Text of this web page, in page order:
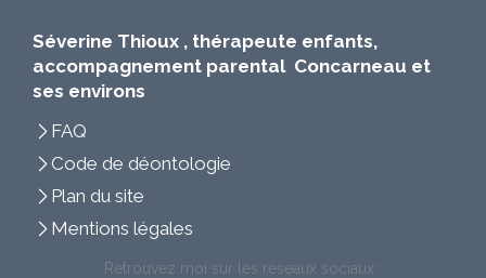
Séverine Thioux , thérapeute enfants,
accompagnement parental Concarneau et
ses environs
FAQ
Code de déontologie
Plan du site
Mentions légales
Retrouvez moi sur les réseaux sociaux :